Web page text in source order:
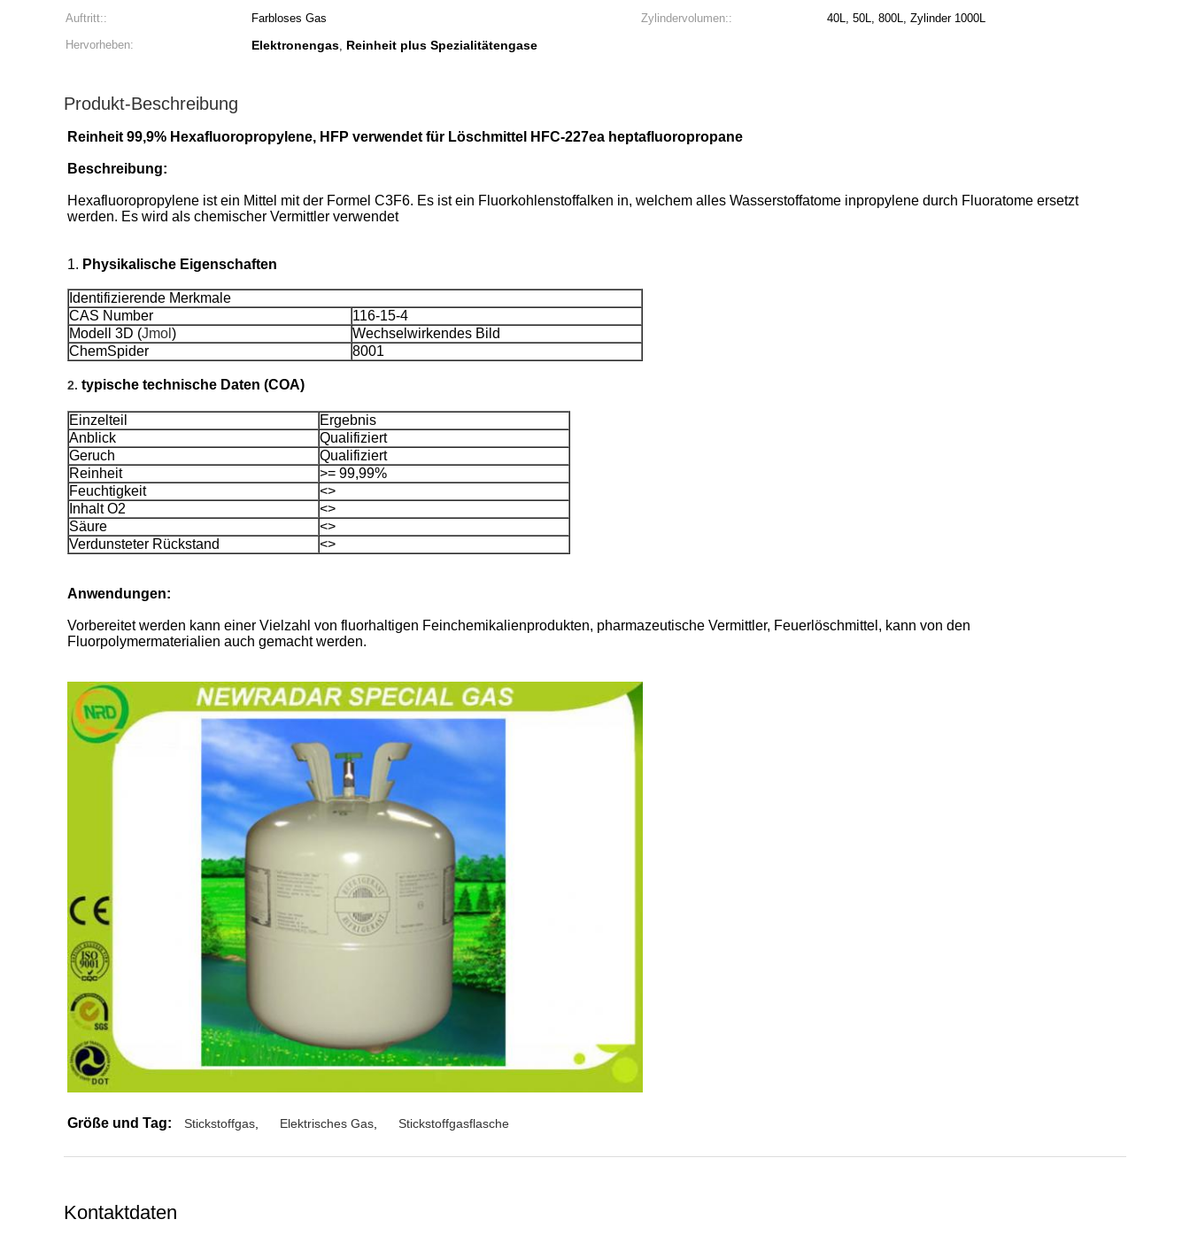
Auftritt::
Farbloses Gas Zylindervolumen::
40L, 50L, 800L, Zylinder 1000L
Hervorheben:
Elektronengas, Reinheit plus Spezialitätengase
Produkt-Beschreibung
Reinheit 99,9% Hexafluoropropylene, HFP verwendet für Löschmittel HFC-227ea heptafluoropropane
Beschreibung:
Hexafluoropropylene ist ein Mittel mit der Formel C3F6. Es ist ein Fluorkohlenstoffalken in, welchem alles Wasserstoffatome inpropylene durch Fluoratome ersetzt
werden. Es wird als chemischer Vermittler verwendet
1. Physikalische Eigenschaften
Identifizierende Merkmale
CAS Number
116-15-4
Modell 3D (Jmol )
Wechselwirkendes Bild
ChemSpider
8001
2. typische technische Daten (COA)
Einzelteil
Ergebnis
Anblick
Qualifiziert
Geruch
Qualifiziert
Reinheit
>= 99,99%
Feuchtigkeit
<>
Inhalt O2
<>
Säure
<>
Verdunsteter Rückstand
<>
Anwendungen:
Vorbereitet werden kann einer Vielzahl von fluorhaltigen Feinchemikalienprodukten, pharmazeutische Vermittler, Feuerlöschmittel, kann von den
Fluorpolymermaterialien auch gemacht werden.
Größe und Tag: Stickstoffgas Elektrisches Gas Stickstoffgasflasche
Kontaktdaten